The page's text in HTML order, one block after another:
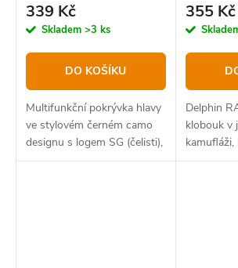
339 Kč
Skladem >3 ks
DO KOŠÍKU
Multifunkční pokrývka hlavy
ve stylovém černém camo
designu s logem SG (čelisti),
která může sloužit jako
355 Kč
Delphin
klobouk v
ideální